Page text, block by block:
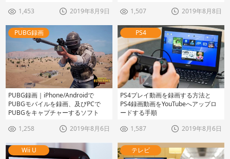
1,453
2019年8月9日
1,507
2019年8月8日
PUBG録画
PUBG録画｜iPhone/Androidで
PUBGモバイルを録画、及びPCで
PUBGをキャプチャーするソフト
1,258
2019年8月6日
PS4
PS4プレイ動画を録画する方法と
PS4録画動画をYouTubeへアップロ
ードする手順
1,587
2019年8月6日
Wii U テレビ